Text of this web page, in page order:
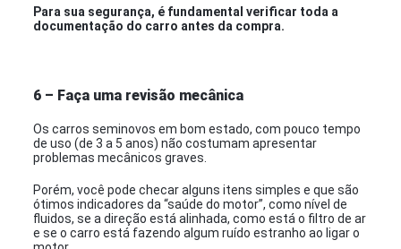
Para sua segurança, é fundamental verificar toda a
documentação do carro antes da compra.
6 – Faça uma revisão mecânica
Os carros seminovos em bom estado, com pouco tempo
de uso (de 3 a 5 anos) não costumam apresentar
problemas mecânicos graves.
Porém, você pode checar alguns itens simples e que são
ótimos indicadores da “saúde do motor”, como nível de
fluidos, se a direção está alinhada, como está o filtro de ar
e se o carro está fazendo algum ruído estranho ao ligar o